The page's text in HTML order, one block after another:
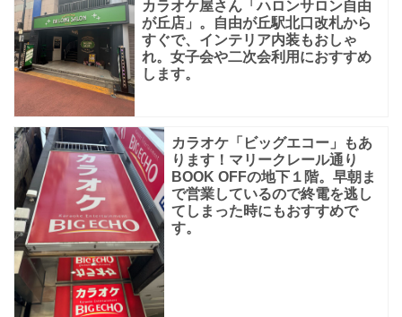
カラオケ屋さん「ハロンサロン自由
が丘店」。自由が丘駅北口改札から
すぐで、インテリア内装もおしゃ
れ。女子会や二次会利用におすすめ
します。
カラオケ「ビッグエコー」もあ
ります！マリークレール通り
BOOK OFFの地下１階。早朝ま
で営業しているので終電を逃し
てしまった時にもおすすめで
す。